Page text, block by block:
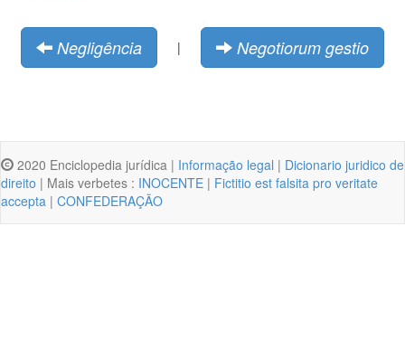
Negligência | Negotiorum gestio
2020 Enciclopedia jurídica | Informação legal | Dicionario juridico de
direito | Mais verbetes : INOCENTE | Fictitio est falsita pro veritate
accepta | CONFEDERAÇÃO